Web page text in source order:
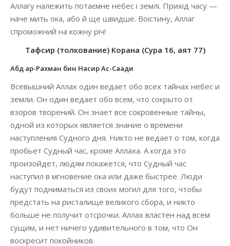
Аллагу належить потаємне небес і землі. Прихід часу —
наче мить ока, або й ще швидше. Воістину, Аллаг
спроможний на кожну річ!
Тафсир (толкование) Корана (Сура 16, аят 77)
Абд ар-Рахман бин Насир Ас-Саади
Всевышний Аллах один ведает обо всех тайнах небес и
земли. Он один ведает обо всем, что сокрыто от
взоров творений. Он знает все сокровенные тайны,
одной из которых является знание о времени
наступления Судного дня. Никто не ведает о том, когда
пробьет Судный час, кроме Аллаха. А когда это
произойдет, людям покажется, что Судный час
наступил в мгновение ока или даже быстрее. Люди
будут подниматься из своих могил для того, чтобы
предстать на ристалище великого сбора, и никто
больше не получит отсрочки. Аллах властен над всем
сущим, и нет ничего удивительного в том, что Он
воскресит покойников.